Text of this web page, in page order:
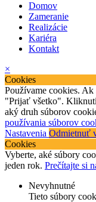
Domov
Zameranie
Realizácie
Kariéra
Kontakt
×
Cookies
Používame cookies.
"Prijať všetko".
aký druh súborov
používania súborov
Nastavenia Odmietnuť
Cookies
Vyberte, aké súbory
jeden rok. Prečítajte si
Nevyhnutné
Tieto súbory